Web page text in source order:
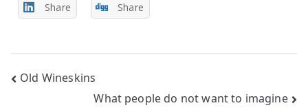
Share Share
Post
Old Wineskins
What people do not want to imagine